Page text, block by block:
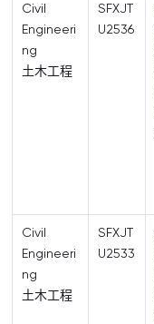
Civil
Engineeri
ng
土木工程
SFXJT
U2536
Civil
Engineeri
ng
土木工程
SFXJT
U2533